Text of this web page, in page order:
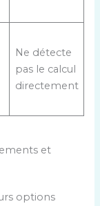
Ne détecte
pas le calcul
directement
et
options